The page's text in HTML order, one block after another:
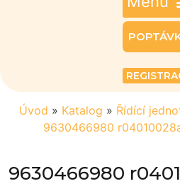
Úvod » Katalog » Řídící
9630466980
9630466980